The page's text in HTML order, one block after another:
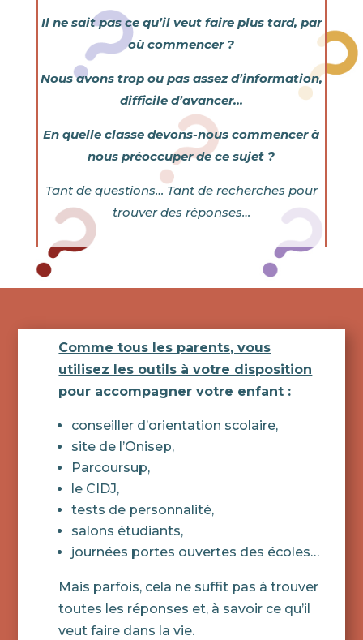
Il ne sait pas ce qu’il veut faire plus tard, par
où commencer ?
Nous avons trop ou pas assez d’information,
difficile d’avancer…
En quelle classe devons-nous commencer à
nous préoccuper de ce sujet ?
Tant de questions… Tant de recherches pour
trouver des réponses…
Comme tous les parents, vous
utilisez les outils à votre disposition
pour accompagner votre enfant :
conseiller d’orientation scolaire,
site de l’Onisep,
Parcoursup,
le CIDJ,
tests de personnalité,
salons étudiants,
journées portes ouvertes des écoles…
Mais parfois, cela ne suffit pas à trouver
toutes les réponses et, à savoir ce qu’il
veut faire dans la vie.